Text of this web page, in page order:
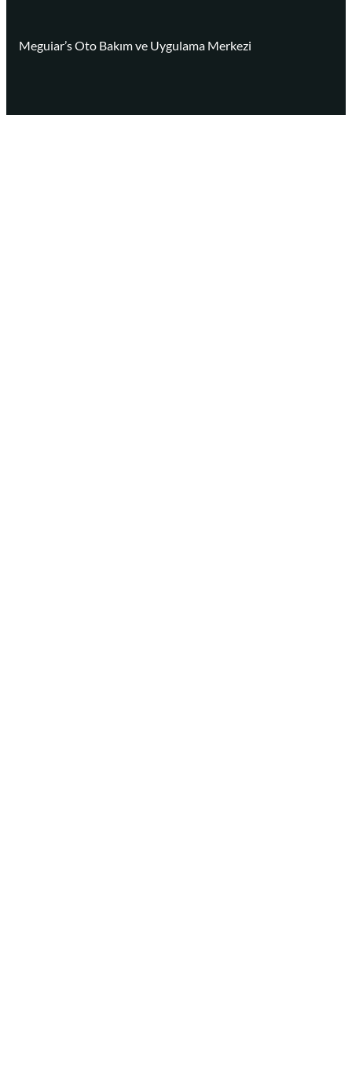
Meguiar’s Oto Bakım ve Uygulama Merkezi